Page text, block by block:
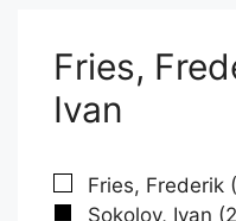
Fries,
Ivan
Fries, Frederik
Sokolov, Ivan